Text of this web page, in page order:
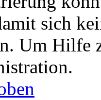
sich
Um Hilfe